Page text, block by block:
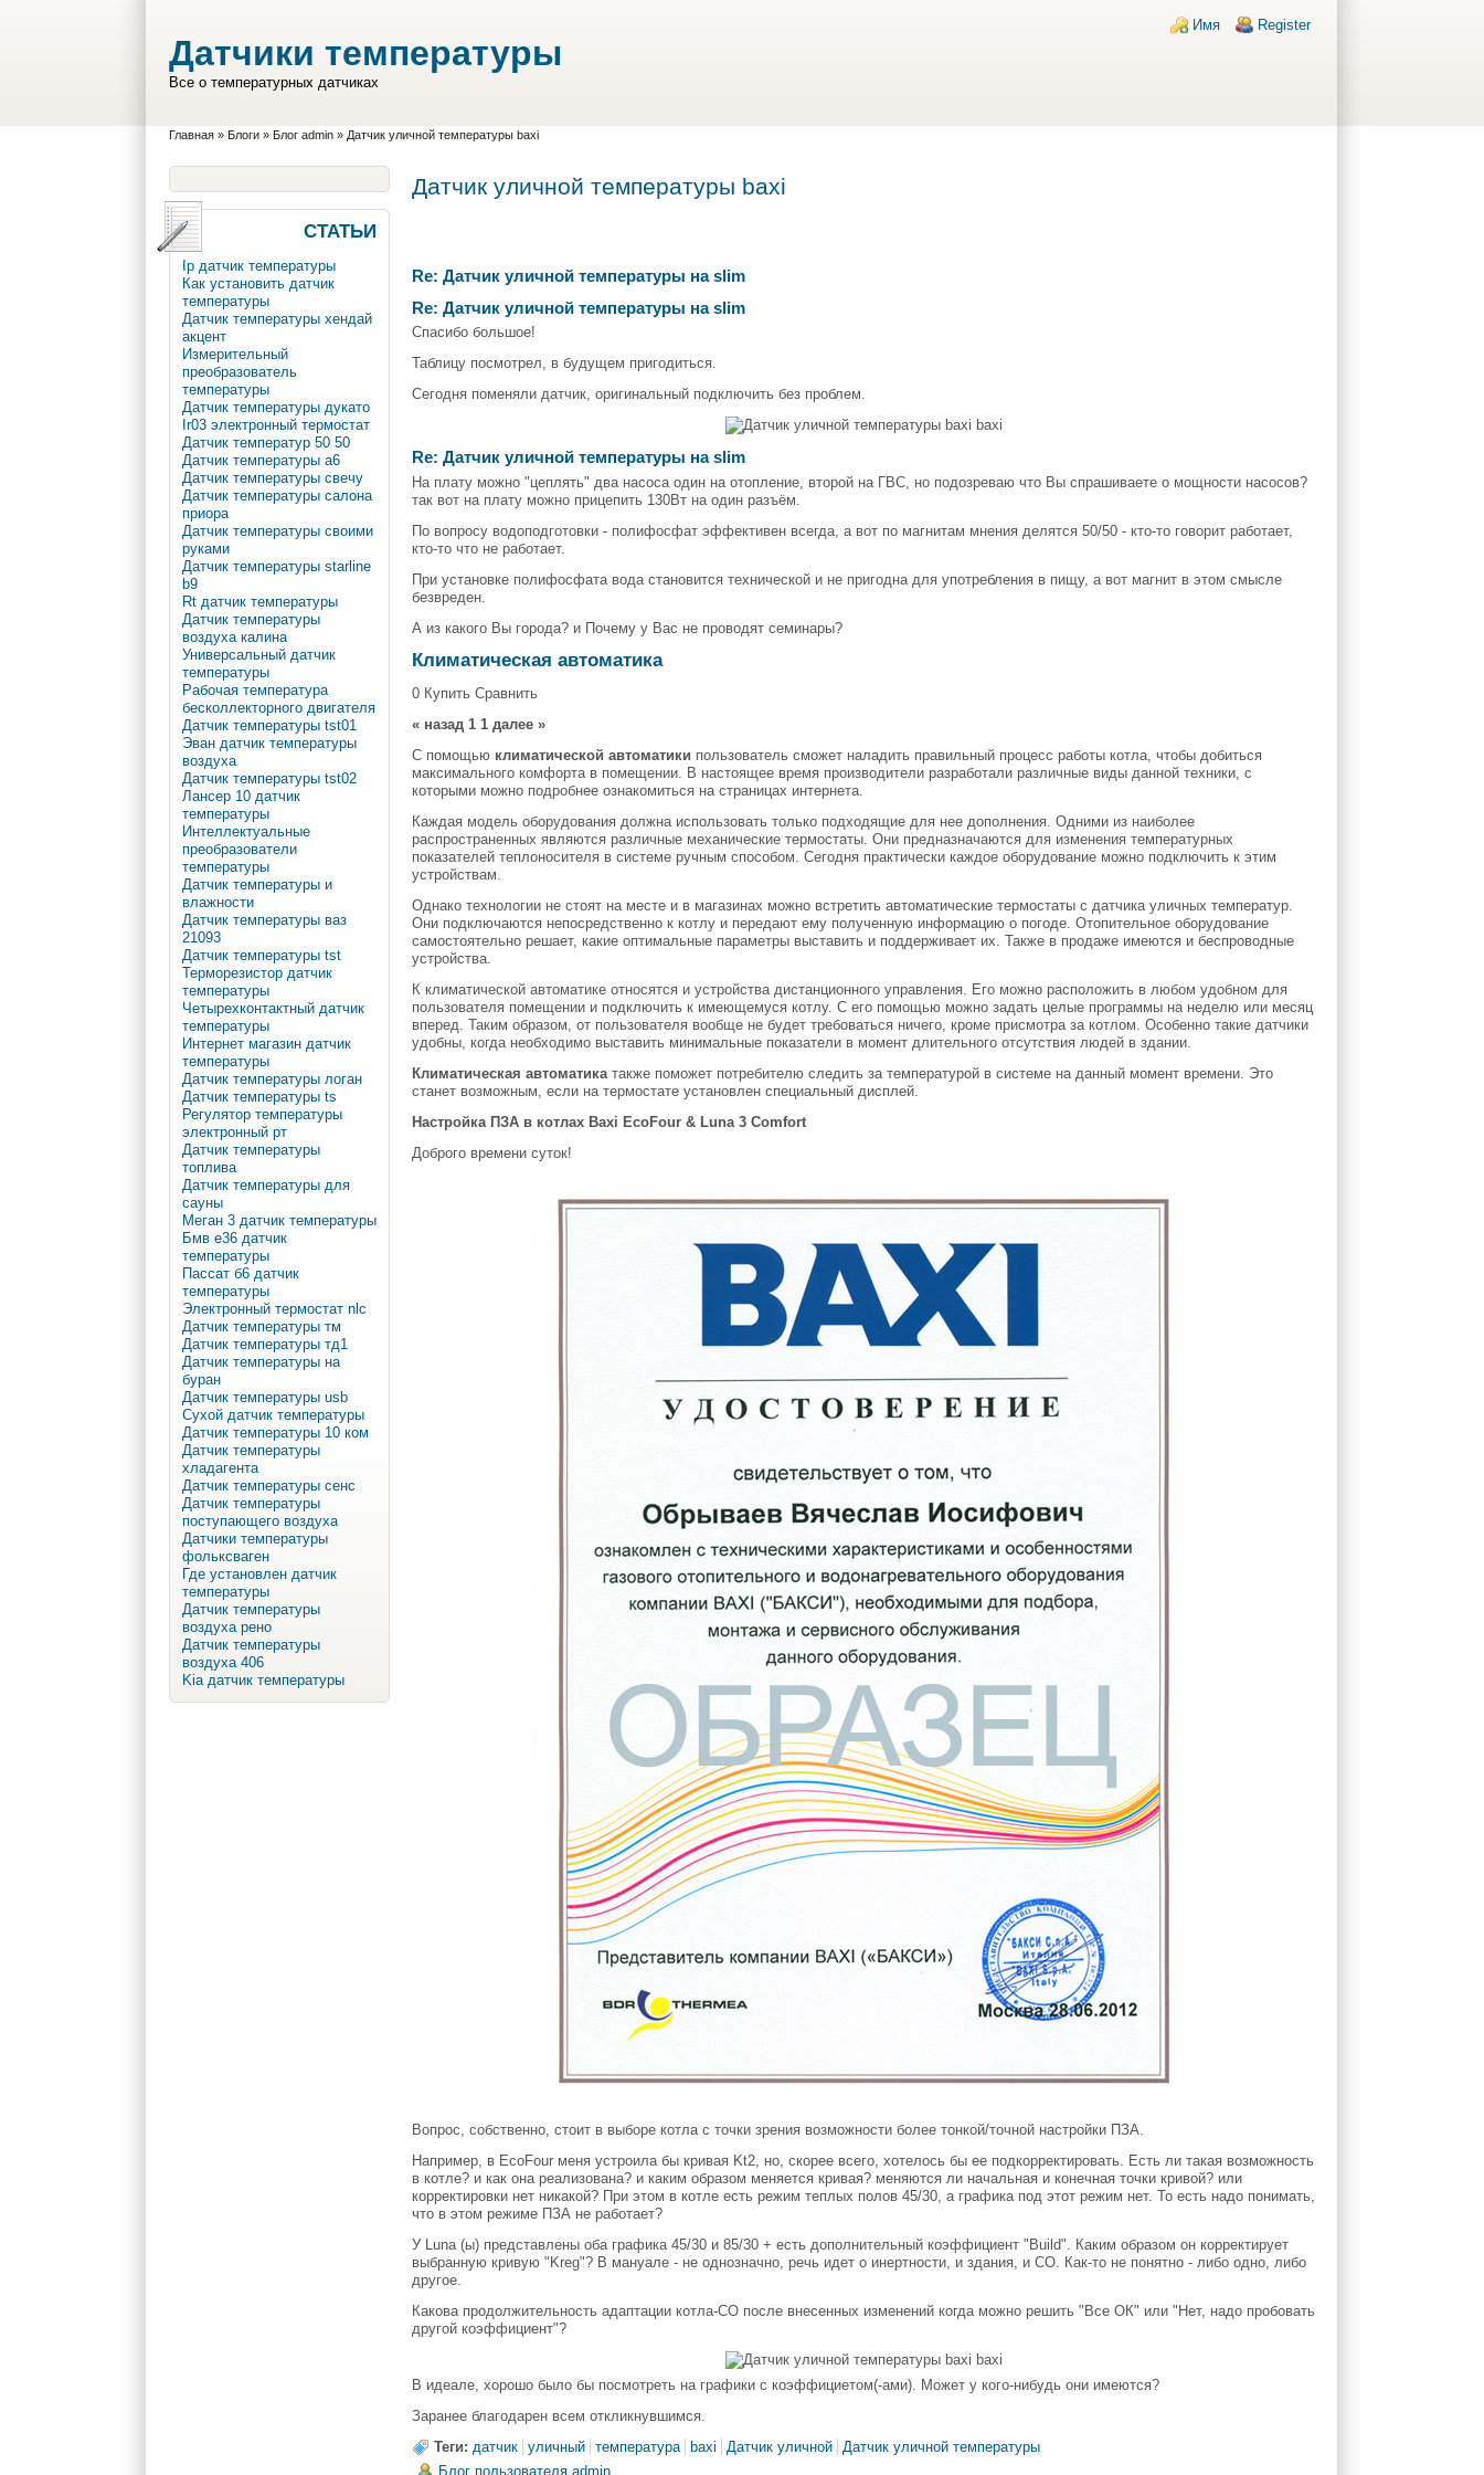
Login links
Имя Register
Датчики температуры
Все о температурных датчиках
Вы здесь
Главная» Блоги» Блог admin» Датчик уличной температуры baxi
СТАТЬИ
Ip датчик температуры
Как установить датчик
температуры
Датчик температуры хендай
акцент
Измерительный
преобразователь
температуры
Датчик температуры дукато
Ir03 электронный термостат
Датчик температур 50 50
Датчик температуры а6
Датчик температуры свечу
Датчик температуры салона
приора
Датчик температуры своими
руками
Датчик температуры starline
b9
Rt датчик температуры
Датчик температуры
воздуха калина
Универсальный датчик
температуры
Рабочая температура
бесколлекторного двигателя
Датчик температуры tst01
Эван датчик температуры
воздуха
Датчик температуры tst02
Лансер 10 датчик
температуры
Интеллектуальные
преобразователи
температуры
Датчик температуры и
влажности
Датчик температуры ваз
21093
Датчик температуры tst
Терморезистор датчик
температуры
Четырехконтактный датчик
температуры
Интернет магазин датчик
температуры
Датчик температуры логан
Датчик температуры ts
Регулятор температуры
электронный рт
Датчик температуры
топлива
Датчик температуры для
сауны
Меган 3 датчик температуры
Бмв е36 датчик
температуры
Пассат б6 датчик
температуры
Электронный термостат nlc
Датчик температуры тм
Датчик температуры тд1
Датчик температуры на
буран
Датчик температуры usb
Сухой датчик температуры
Датчик температуры 10 ком
Датчик температуры
хладагента
Датчик температуры сенс
Датчик температуры
поступающего воздуха
Датчики температуры
фольксваген
Где установлен датчик
температуры
Датчик температуры
воздуха рено
Датчик температуры
воздуха 406
Kia датчик температуры
Датчик уличной температуры baxi
Re: Датчик уличной температуры на slim
Re: Датчик уличной температуры на slim
Спасибо большое!
Таблицу посмотрел, в будущем пригодиться.
Сегодня поменяли датчик, оригинальный подключить без проблем.
Re: Датчик уличной температуры на slim
На плату можно "цеплять" два насоса один на отопление, второй на ГВС, но подозреваю что Вы спрашиваете о мощности насосов?
так вот на плату можно прицепить 130Вт на один разъём.
По вопросу водоподготовки - полифосфат эффективен всегда, а вот по магнитам мнения делятся 50/50 - кто-то говорит работает,
кто-то что не работает.
При установке полифосфата вода становится технической и не пригодна для употребления в пищу, а вот магнит в этом смысле
безвреден.
А из какого Вы города? и Почему у Вас не проводят семинары?
Климатическая автоматика
0 Купить Сравнить
« назад 1 1 далее »
С помощью климатической автоматики пользователь сможет наладить правильный процесс работы котла, чтобы добиться
максимального комфорта в помещении. В настоящее время производители разработали различные виды данной техники, с
которыми можно подробнее ознакомиться на страницах интернета.
Каждая модель оборудования должна использовать только подходящие для нее дополнения. Одними из наиболее
распространенных являются различные механические термостаты. Они предназначаются для изменения температурных
показателей теплоносителя в системе ручным способом. Сегодня практически каждое оборудование можно подключить к этим
устройствам.
Однако технологии не стоят на месте и в магазинах можно встретить автоматические термостаты с датчика уличных температур.
Они подключаются непосредственно к котлу и передают ему полученную информацию о погоде. Отопительное оборудование
самостоятельно решает, какие оптимальные параметры выставить и поддерживает их. Также в продаже имеются и беспроводные
устройства.
К климатической автоматике относятся и устройства дистанционного управления. Его можно расположить в любом удобном для
пользователя помещении и подключить к имеющемуся котлу. С его помощью можно задать целые программы на неделю или месяц
вперед. Таким образом, от пользователя вообще не будет требоваться ничего, кроме присмотра за котлом. Особенно такие датчики
удобны, когда необходимо выставить минимальные показатели в момент длительного отсутствия людей в здании.
Климатическая автоматика также поможет потребителю следить за температурой в системе на данный момент времени. Это
станет возможным, если на термостате установлен специальный дисплей.
Настройка ПЗА в котлах Baxi EcoFour & Luna 3 Comfort
Доброго времени суток!
Вопрос, собственно, стоит в выборе котла с точки зрения возможности более тонкой/точной настройки ПЗА.
Например, в EcoFour меня устроила бы кривая Kt2, но, скорее всего, хотелось бы ее подкорректировать. Есть ли такая возможность
в котле? и как она реализована? и каким образом меняется кривая? меняются ли начальная и конечная точки кривой? или
корректировки нет никакой? При этом в котле есть режим теплых полов 45/30, а графика под этот режим нет. То есть надо понимать,
что в этом режиме ПЗА не работает?
У Luna (ы) представлены оба графика 45/30 и 85/30 + есть дополнительный коэффициент "Build". Каким образом он корректирует
выбранную кривую "Kreg"? В мануале - не однозначно, речь идет о инертности, и здания, и СО. Как-то не понятно - либо одно, либо
другое.
Какова продолжительность адаптации котла-СО после внесенных изменений когда можно решить "Все ОК" или "Нет, надо пробовать
другой коэффициент"?
В идеале, хорошо было бы посмотреть на графики с коэффициетом(-ами). Может у кого-нибудь они имеются?
Заранее благодарен всем откликнувшимся.
Теги: датчик уличный температура baxi Датчик уличной
Датчик уличной температуры
Блог пользователя admin